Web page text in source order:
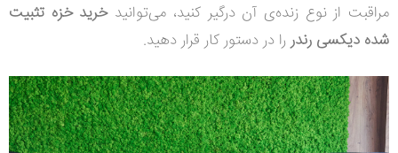
مراقبت از نوع زنده‌ی آن درگیر کنید، می‌توانیدخرید خزه تثبیت
شده دیکسی رندررا در دستور کار قرار دهید.